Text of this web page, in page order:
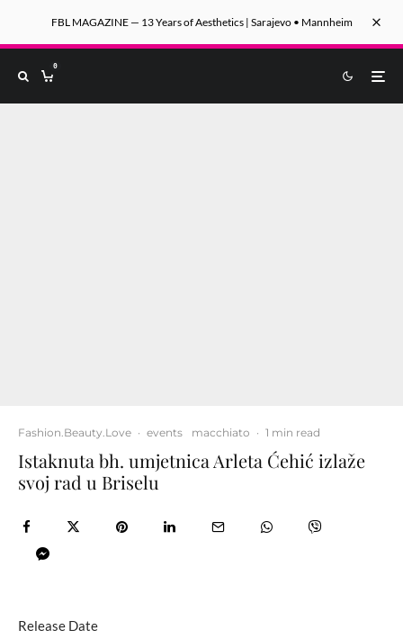
FBL MAGAZINE — 13 Years of Aesthetics | Sarajevo • Mannheim
0
Fashion.Beauty.Love · events macchiato · 1 min read
Istaknuta bh. umjetnica Arleta Ćehić izlaže
svoj rad u Briselu
Release Date